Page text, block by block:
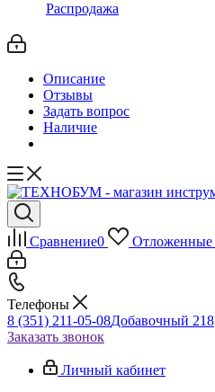
Распродажа
Описание
Отзывы
Задать вопрос
Наличие
Сравнение0 Отложенные
Телефоны
8 (351) 211-05-08Добавочный 218
Заказать звонок
Личный кабинет